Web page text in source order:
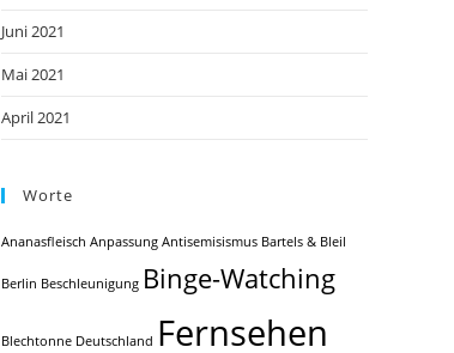
Juni 2021
Mai 2021
April 2021
Worte
Ananasfleisch Anpassung Antisemisismus Bartels & Bleil
Berlin Beschleunigung Binge-Watching
Blechtonne Deutschland Fernsehen